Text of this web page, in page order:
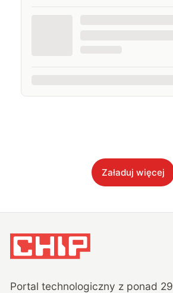
Załaduj więcej
Portal technologiczny z ponad 29